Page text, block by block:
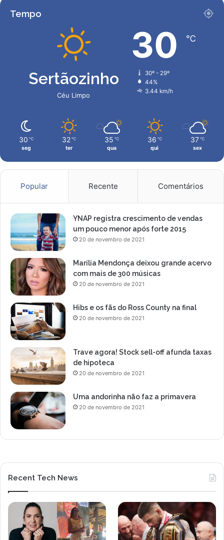
Tempo
Sertãozinho
Céu Limpo
30 ℃
30º - 29º
44%
3.44 km/h
30 ℃
seg
32 ℃
ter
35 ℃
qua
36 ℃
qui
37 ℃
sex
Popular Recente Comentários
YNAP registra crescimento de vendas
um pouco menor após forte 2015
20 de novembro de 2021
Marília Mendonça deixou grande acervo
com mais de 300 músicas
20 de novembro de 2021
Hibs e os fãs do Ross County na final
20 de novembro de 2021
Trave agora! Stock sell-off afunda taxas
de hipoteca
20 de novembro de 2021
Uma andorinha não faz a primavera
20 de novembro de 2021
Recent Tech News